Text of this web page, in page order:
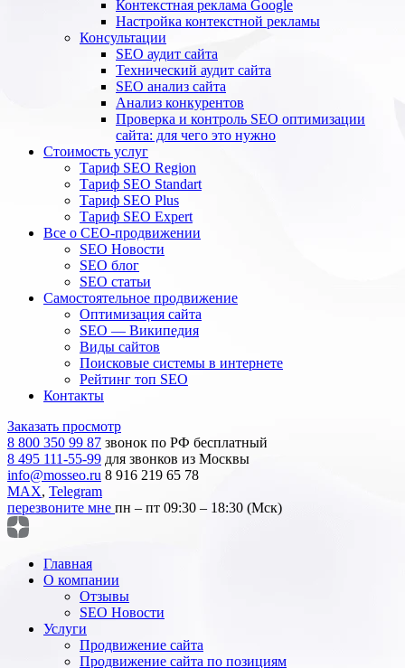
Контекстная реклама Google
Настройка контекстной рекламы
Консультации
SEO аудит сайта
Технический аудит сайта
SEO анализ сайта
Анализ конкурентов
Проверка и контроль SEO оптимизации
сайта: для чего это нужно
Стоимость услуг
Тариф SEO Region
Тариф SEO Standart
Тариф SEO Plus
Тариф SEO Expert
Все о СЕО-продвижении
SEO Новости
SEO блог
SEO статьи
Самостоятельное продвижение
Оптимизация сайта
SEO — Википедия
Виды сайтов
Поисковые системы в интернете
Рейтинг топ SEO
Контакты
Заказать просмотр
8 800 350 99 87 звонок по РФ бесплатный
8 495 111-55-99 для звонков из Москвы
info@mosseo.ru 8 916 219 65 78
MAX, Telegram
перезвоните мне пн – пт 09:30 – 18:30 (Мск)
Главная
О компании
Отзывы
SEO Новости
Услуги
Продвижение сайта
Продвижение сайта по позициям